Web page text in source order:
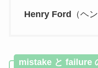
Henry Ford （ヘ
mistake と failure